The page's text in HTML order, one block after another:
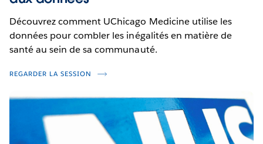
Découvrez comment UChicago Medicine utilise les
données pour combler les inégalités en matière de
santé au sein de sa communauté.
REGARDER LA SESSION